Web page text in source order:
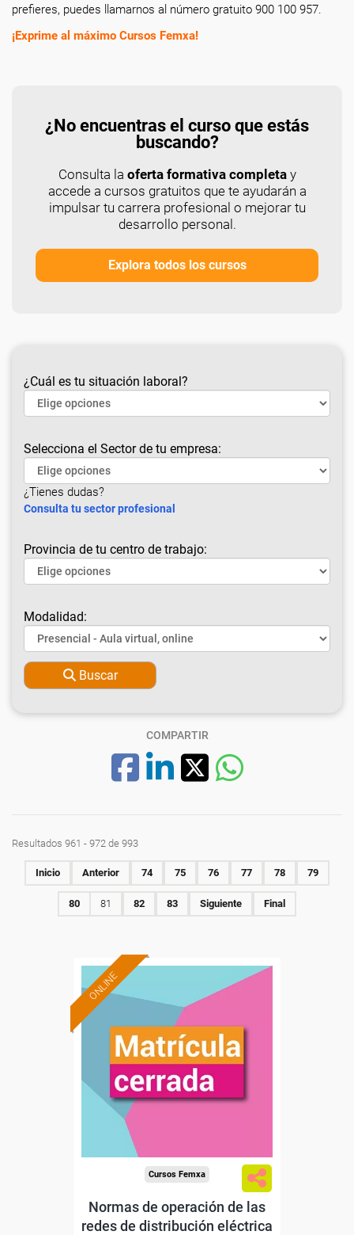
prefieres, puedes llamarnos al número gratuito 900 100 957.
¡Exprime al máximo Cursos Femxa!
¿No encuentras el curso que estás
buscando?
Consulta la oferta formativa completay
accede a cursos gratuitos que te ayudarán a
impulsar tu carrera profesional o mejorar tu
desarrollo personal.
Explora todos los cursos
¿Cuál es tu situación laboral?
Selecciona el Sector de tu empresa:
¿Tienes dudas?
Consulta tu sector profesional
Provincia de tu centro de trabajo:
Modalidad:
Buscar
COMPARTIR
Resultados 961 - 972 de 993
Inicio Anterior 74 75 76 77 78 79
80 81 82 83 Siguiente Final
ONLINE
Cursos Femxa
Normas de operación de las
redes de distribución eléctrica